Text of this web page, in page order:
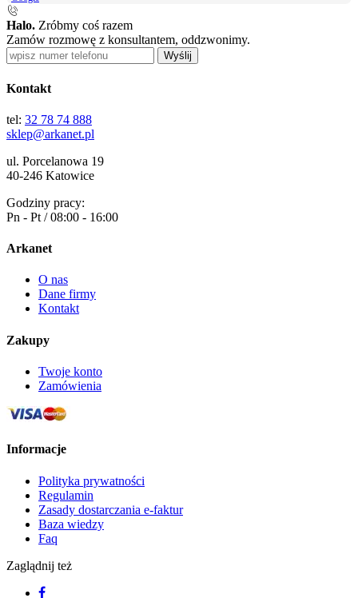
Halo. Zróbmy coś razem
Zamów rozmowę z konsultantem, oddzwonimy.
Wyślij
Kontakt
tel: 32 78 74 888
sklep@arkanet.pl
ul. Porcelanowa 19
40-246 Katowice
Godziny pracy:
Pn - Pt / 08:00 - 16:00
Arkanet
O nas
Dane firmy
Kontakt
Zakupy
Twoje konto
Zamówienia
Informacje
Polityka prywatności
Regulamin
Zasady dostarczania e-faktur
Baza wiedzy
Faq
Zaglądnij też